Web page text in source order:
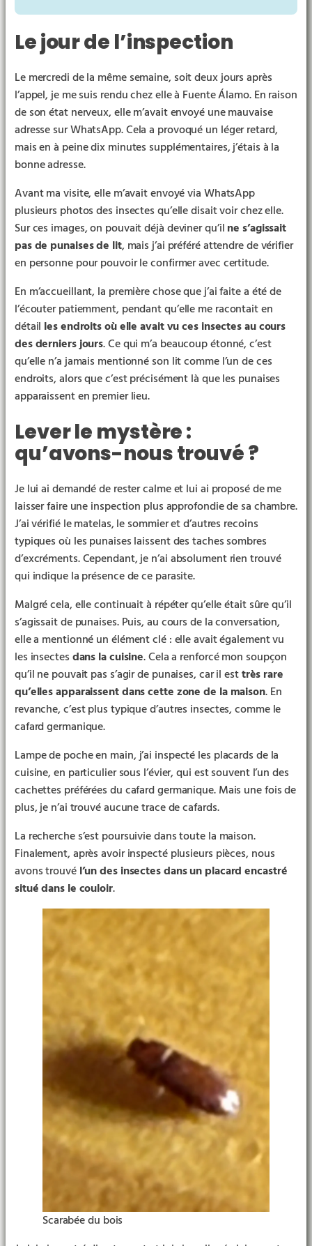
Le jour de l’inspection
Le mercredi de la même semaine, soit deux jours après
l’appel, je me suis rendu chez elle à Fuente Álamo. En raison
de son état nerveux, elle m’avait envoyé une mauvaise
adresse sur WhatsApp. Cela a provoqué un léger retard,
mais en à peine dix minutes supplémentaires, j’étais à la
bonne adresse.
Avant ma visite, elle m’avait envoyé via WhatsApp
plusieurs photos des insectes qu’elle disait voir chez elle.
Sur ces images, on pouvait déjà deviner qu’ilne s’agissait
pas de punaises de lit, mais j’ai préféré attendre de vérifier
en personne pour pouvoir le confirmer avec certitude.
En m’accueillant, la première chose que j’ai faite a été de
l’écouter patiemment, pendant qu’elle me racontait en
détail les endroits où elle avait vu ces insectes au cours
des derniers jours. Ce qui m’a beaucoup étonné, c’est
qu’elle n’a jamais mentionné son lit comme l’un de ces
endroits, alors que c’est précisément là que les punaises
apparaissent en premier lieu.
Lever le mystère :
qu’avons-nous trouvé ?
Je lui ai demandé de rester calme et lui ai proposé de me
laisser faire une inspection plus approfondie de sa chambre.
J’ai vérifié le matelas, le sommier et d’autres recoins
typiques où les punaises laissent des taches sombres
d’excréments. Cependant, je n’ai absolument rien trouvé
qui indique la présence de ce parasite.
Malgré cela, elle continuait à répéter qu’elle était sûre qu’il
s’agissait de punaises. Puis, au cours de la conversation,
elle a mentionné un élément clé : elle avait également vu
les insectesdans la cuisine. Cela a renforcé mon soupçon
qu’il ne pouvait pas s’agir de punaises, car il esttrès rare
qu’elles apparaissent dans cette zone de la maison. En
revanche, c’est plus typique d’autres insectes, comme le
cafard germanique.
Lampe de poche en main, j’ai inspecté les placards de la
cuisine, en particulier sous l’évier, qui est souvent l’un des
cachettes préférées du cafard germanique. Mais une fois de
plus, je n’ai trouvé aucune trace de cafards.
La recherche s’est poursuivie dans toute la maison.
Finalement, après avoir inspecté plusieurs pièces, nous
avons trouvél’un des insectes dans un placard encastré
situé dans le couloir.
Scarabée du bois